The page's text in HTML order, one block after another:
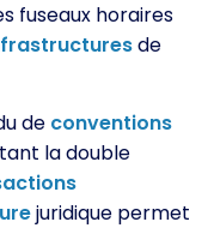
fuseaux horaires
de
de conventions
la double
juridique permet